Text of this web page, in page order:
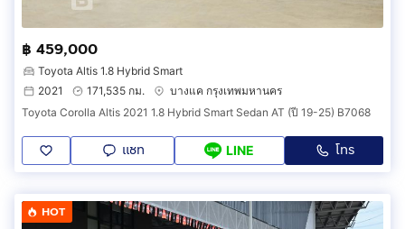
฿ 459,000
Toyota Altis 1.8 Hybrid Smart
2021
171,535 กม.
บางแค กรุงเทพมหานคร
Toyota Corolla Altis 2021 1.8 Hybrid Smart Sedan AT (ปี 19-25) B7068
แชท LINE โทร
HOT